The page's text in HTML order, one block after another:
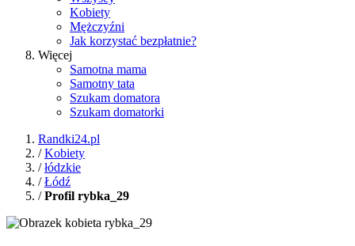
Kobiety
Mężczyźni
Jak korzystać bezpłatnie?
Więcej
Samotna mama
Samotny tata
Szukam domatora
Szukam domatorki
Randki24.pl
/Kobiety
/łódzkie
/Łódź
/Profil rybka_29